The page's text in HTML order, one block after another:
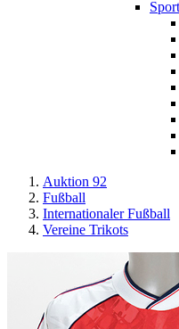
Auktion 92
Fußball
Internationaler Fußball
Vereine Trikots